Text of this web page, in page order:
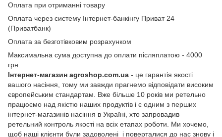
Оплата при отриманні товару
Оплата через систему Інтернет-банкінгу Приват 24
(Приватбанк)
Оплата за безготівковим розрахунком
Максимальна сума доступна до оплати післяплатою - 4000
грн.
Інтернет-магазин agroshop.com.ua - це гарантія якості
вашого насіння, тому ми завжди прагнемо відповідати високим
європейським стандартам. Вже більше 10 років ми ретельно
працюємо над якістю наших продуктів і є одним з перших
інтернет-магазинів насіння в Україні, хто запровадив
ретельний контроль якості на всіх етапах роботи. Ми хочемо,
щоб наші клієнти були задоволені і поверталися до нас знову і